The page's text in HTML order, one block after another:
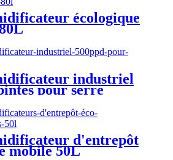
écologique
industriel
pour serre
d'entrepôt
mobile 50L